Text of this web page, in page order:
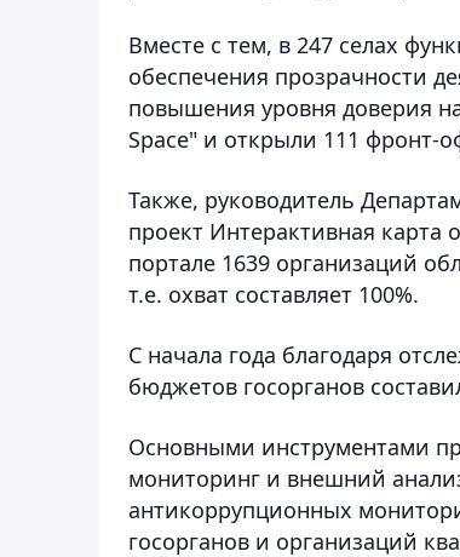
Вместе с тем, в 247 селах
обеспечения прозрачности
повышения уровня доверия
Space" и открыли 111 фронт-
Также, руководитель
проект Интерактивная
портале 1639 организаций
т.е. охват составляет 100%.
С начала года благодаря
бюджетов госорганов
Основными инструментами
мониторинг и внешний
антикоррупционных
госорганов и организаций